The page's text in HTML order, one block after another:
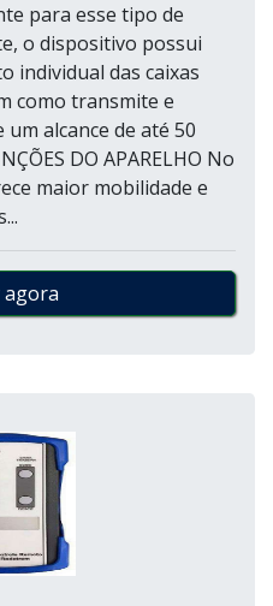
para esse tipo de
o dispositivo possui
individual das caixas
como transmite e
alcance de até 50
DO APARELHO No
maior mobilidade e